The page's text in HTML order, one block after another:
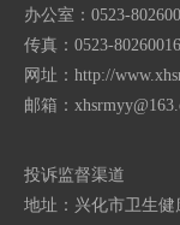
办公室：0523-
传真：0523-80260016
网址：http://
邮箱：
投诉监督渠道
地址：兴化市卫生健